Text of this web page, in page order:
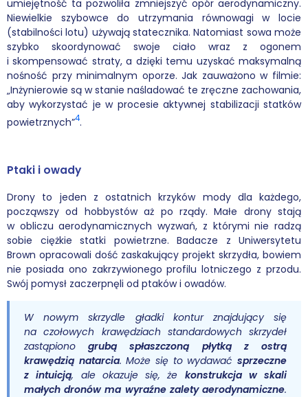
umiejętność ta pozwoliła zmniejszyć opór aerodynamiczny.
Niewielkie szybowce do utrzymania równowagi w locie
(stabilności lotu) używają statecznika. Natomiast sowa może
szybko skoordynować swoje ciało wraz z ogonem
i skompensować straty, a dzięki temu uzyskać maksymalną
nośność przy minimalnym oporze. Jak zauważono w filmie:
„Inżynierowie są w stanie naśladować te zręczne zachowania,
aby wykorzystać je w procesie aktywnej stabilizacji statków
powietrznych”4.
Ptaki i owady
Drony to jeden z ostatnich krzyków mody dla każdego,
począwszy od hobbystów aż po rządy. Małe drony stają
w obliczu aerodynamicznych wyzwań, z którymi nie radzą
sobie ciężkie statki powietrzne. Badacze z Uniwersytetu
Brown opracowali dość zaskakujący projekt skrzydła, bowiem
nie posiada ono zakrzywionego profilu lotniczego z przodu.
Swój pomysł zaczerpnęli od ptaków i owadów.
W nowym skrzydle gładki kontur znajdujący się
na czołowych krawędziach standardowych skrzydeł
zastąpionogrubą spłaszczoną płytką z ostrą
krawędzią natarcia. Może się to wydawaćsprzeczne
z intuicją, ale okazuje się, że konstrukcja w skali
małych dronów ma wyraźne zalety aerodynamiczne.